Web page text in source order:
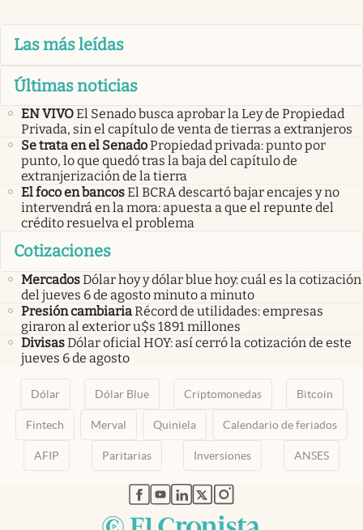
Las más leídas
Últimas noticias
EN VIVOEl Senado busca aprobar la Ley de Propiedad
Privada, sin el capítulo de venta de tierras a extranjeros
Se trata en el SenadoPropiedad privada: punto por
punto, lo que quedó tras la baja del capítulo de
extranjerización de la tierra
El foco en bancosEl BCRA descartó bajar encajes y no
intervendrá en la mora: apuesta a que el repunte del
crédito resuelva el problema
Cotizaciones
MercadosDólar hoy y dólar blue hoy: cuál es la cotización
del jueves 6 de agosto minuto a minuto
Presión cambiariaRécord de utilidades: empresas
giraron al exterior u$s 1891 millones
DivisasDólar oficial HOY: así cerró la cotización de este
jueves 6 de agosto
Dólar Dólar Blue Criptomonedas Bitcoin
Fintech Merval Quiniela Calendario de feriados
AFIP Paritarias Inversiones ANSES
abre en nueva pestaña
abre en nueva pestaña
abre en nueva pestaña
abre en nueva pestaña
abre en nueva pestaña